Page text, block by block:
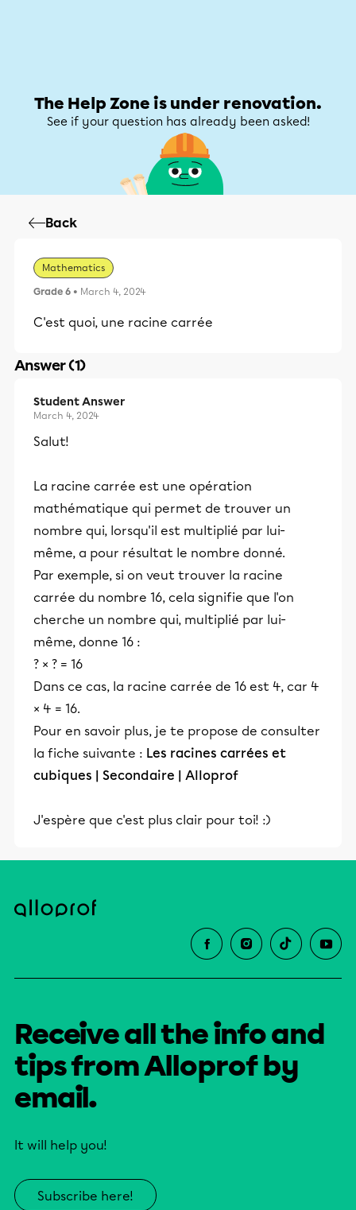
The Help Zone is under renovation.
See if your question has already been asked!
Back
Mathematics
Grade 6 • March 4, 2024
C'est quoi, une racine carrée
Answer (1)
Student Answer
March 4, 2024
Salut!
La racine carrée est une opération
mathématique qui permet de trouver un
nombre qui, lorsqu'il est multiplié par lui-
même, a pour résultat le nombre donné.
Par exemple, si on veut trouver la racine
carrée du nombre 16, cela signifie que l'on
cherche un nombre qui, multiplié par lui-
même, donne 16 :
? × ? = 16
Dans ce cas, la racine carrée de 16 est 4, car 4
× 4 = 16.
Pour en savoir plus, je te propose de consulter
la fiche suivante : Les racines carrées et
cubiques | Secondaire | Alloprof
J'espère que c'est plus clair pour toi! :)
Receive all the info and
tips from Alloprof by
email.
It will help you!
Subscribe here!